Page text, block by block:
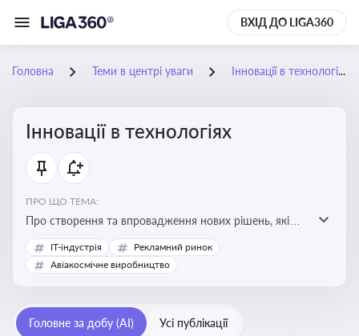
ВХІД ДО LIGA360
Головна Теми в центрі уваги Інновації в технологіях
Інновації в технологіях
ПРО ЩО ТЕМА:
Про створення та впровадження нових рішень, які
покращують ефективність, функціональність або
можливості технологічних продуктів і процесів.
IT-індустрія
Рекламний ринок
Авіакосмічне виробництво
Головне за добу (AI) Усі публікації